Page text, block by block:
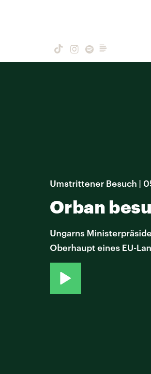
Umstrittener Besuch |
Orban
Ungarns
Oberhaupt eines EU-